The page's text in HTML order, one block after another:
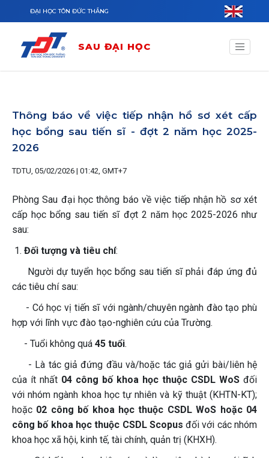
Nhảy đến nội dung
ĐẠI HỌC TÔN ĐỨC THẮNG
SAU ĐẠI HỌC
Thông báo về việc tiếp nhận hồ sơ xét cấp
học bổng sau tiến sĩ - đợt 2 năm học 2025-
2026
TDTU, 05/02/2026 | 01:42, GMT+7
Phòng Sau đại học thông báo về việc tiếp nhận hồ sơ xét
cấp học bổng sau tiến sĩ đợt 2 năm học 2025-2026 như
sau:
Đối tượng và tiêu chí:
Người dự tuyển học bổng sau tiến sĩ phải đáp ứng đủ
các tiêu chí sau:
- Có học vị tiến sĩ với ngành/chuyên ngành đào tạo phù
hợp với lĩnh vực đào tạo-nghiên cứu của Trường.
- Tuổi không quá 45 tuổi.
- Là tác giả đứng đầu và/hoặc tác giả gửi bài/liên hệ
của ít nhất 04 công bố khoa học thuộc CSDL WoS đối
với nhóm ngành khoa học tự nhiên và kỹ thuật (KHTN-KT);
hoặc 02 công bố khoa học thuộc CSDL WoS hoặc 04
công bố khoa học thuộc CSDL Scopus đối với các nhóm
khoa học xã hội, kinh tế, tài chính, quản trị (KHXH).